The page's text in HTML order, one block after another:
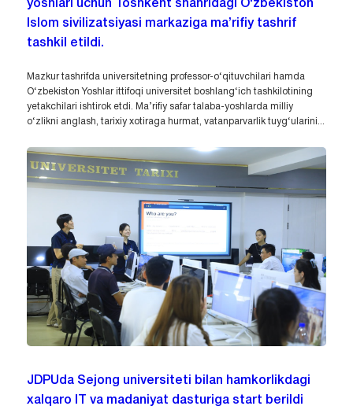
yoshlari uchun Toshkent shahridagi O‘zbekiston
Islom sivilizatsiyasi markaziga ma’rifiy tashrif
tashkil etildi.
Mazkur tashrifda universitetning professor-o‘qituvchilari hamda
O‘zbekiston Yoshlar ittifoqi universitet boshlang‘ich tashkilotining
yetakchilari ishtirok etdi. Ma’rifiy safar talaba-yoshlarda milliy
o‘zlikni anglash, tarixiy xotiraga hurmat, vatanparvarlik tuyg‘ularini...
JDPUda Sejong universiteti bilan hamkorlikdagi
xalqaro IT va madaniyat dasturiga start berildi